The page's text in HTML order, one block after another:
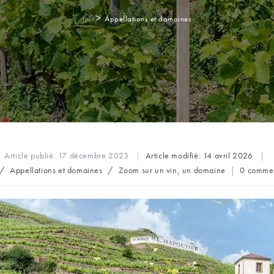
> Appellations et domaines
Article publié: 17 décembre 2023 Article modifié: 14 avril 2026
/ Appellations et domaines / Zoom sur un vin, un domaine 0